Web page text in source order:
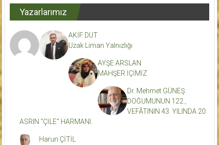
Yazarlarımız
AKİF DUT
Uzak Liman Yalnızlığı
AYŞE ARSLAN
MAHŞER İÇİMİZ
Dr. Mehmet GÜNEŞ
DOĞUMUNUN 122.,
VEFÂTININ 43. YILINDA 20.
ASRIN “ÇİLE” HARMANI.
Harun ÇİTİL